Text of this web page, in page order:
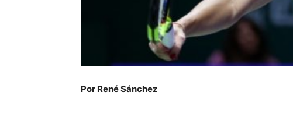
Por René Sánchez